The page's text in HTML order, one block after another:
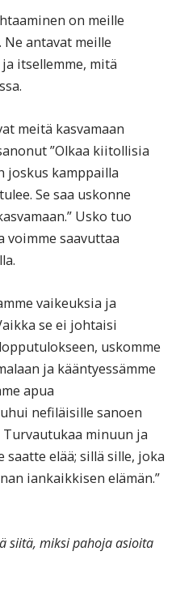
on meille
antavat meille
itsellemme, mitä
meitä kasvamaan
”Olkaa kiitollisia
joskus kamppailla
Se saa uskonne
Usko tuo
voimme saavuttaa
vaikeuksia ja
se ei johtaisi
uskomme
ja kääntyessämme
apua
nefiläisille sanoen
Turvautukaa minuun ja
elää; sillä sille, joka
iankaikkisen elämän.”
siitä, miksi pahoja asioita